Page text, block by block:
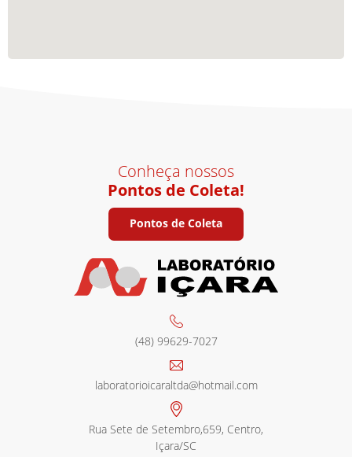
Conheça nossos
Pontos de Coleta!
Pontos de Coleta
(48) 99629-7027
laboratorioicaraltda@hotmail.com
Rua Sete de Setembro,659, Centro,
Içara/SC